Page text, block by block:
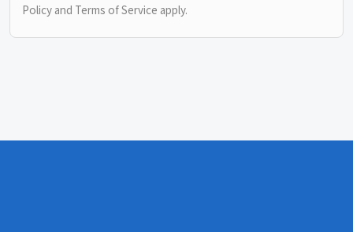
Policy and Terms of Service apply.